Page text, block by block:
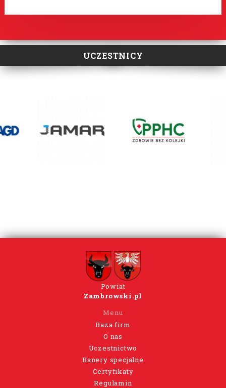
UCZESTNICY
Powiat
Zambrowski.pl
Menu
Baza firm
O nas
Uczestnictwo
Banery specjalne
Certyfikaty
Regulamin